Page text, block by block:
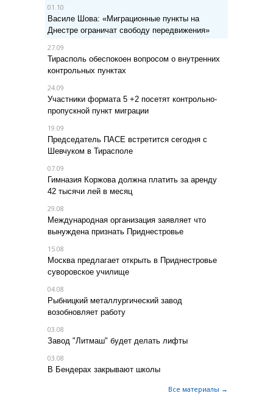
01.10
Василе Шова: «Миграционные пункты на
Днестре ограничат свободу передвижения»
27.09
Тирасполь обеспокоен вопросом о внутренних
контрольных пунктах
24.09
Участники формата 5 +2 посетят контрольно-
пропускной пункт миграции
19.09
Председатель ПАСЕ встретится сегодня с
Шевчуком в Тирасполе
07.09
Гимназия Коржова должна платить за аренду
42 тысячи лей в месяц
29.08
Международная организация заявляет что
вынуждена признать Приднестровье
15.08
Москва предлагает открыть в Приднестровье
суворовское училище
04.08
Рыбницкий металлургический завод
возобновляет работу
03.08
Завод "Литмаш" будет делать лифты
03.08
В Бендерах закрывают школы
Все материалы →